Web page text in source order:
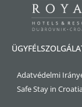
Adatvédelmi
Safe Stay in